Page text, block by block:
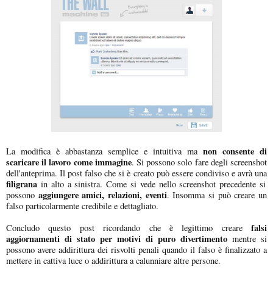
La modifica è abbastanza semplice e intuitiva ma non consente di
scaricare il lavoro come immagine. Si possono solo fare degli screenshot
dell'anteprima. Il post falso che si è creato può essere condiviso e avrà una
filigrana in alto a sinistra. Come si vede nello screenshot precedente si
possono aggiungere amici, relazioni, eventi. Insomma si può creare un
falso particolarmente credibile e dettagliato.
Concludo questo post ricordando che è legittimo creare falsi
aggiornamenti di stato per motivi di puro divertimento mentre si
possono avere addirittura dei risvolti penali quando il falso è finalizzato a
mettere in cattiva luce o addirittura a calunniare altre persone.